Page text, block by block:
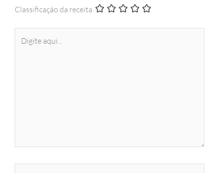
Classificação da receita
aqui...